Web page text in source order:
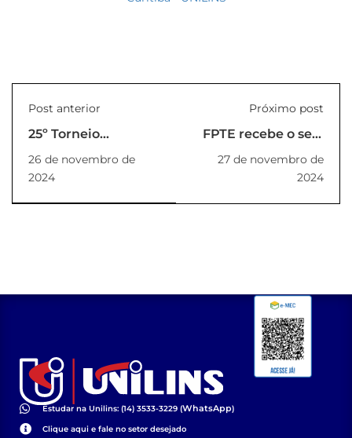
Post anterior
25º Torneio
Incentivo de Judô
26 de novembro de
2024
Próximo post
FPTE recebe o selo
Instituição
Responsável 2024-
2025
27 de novembro de
2024
Estudar na Unilins: (14) 3533-3229 (WhatsApp)
Clique aqui e fale no setor desejado